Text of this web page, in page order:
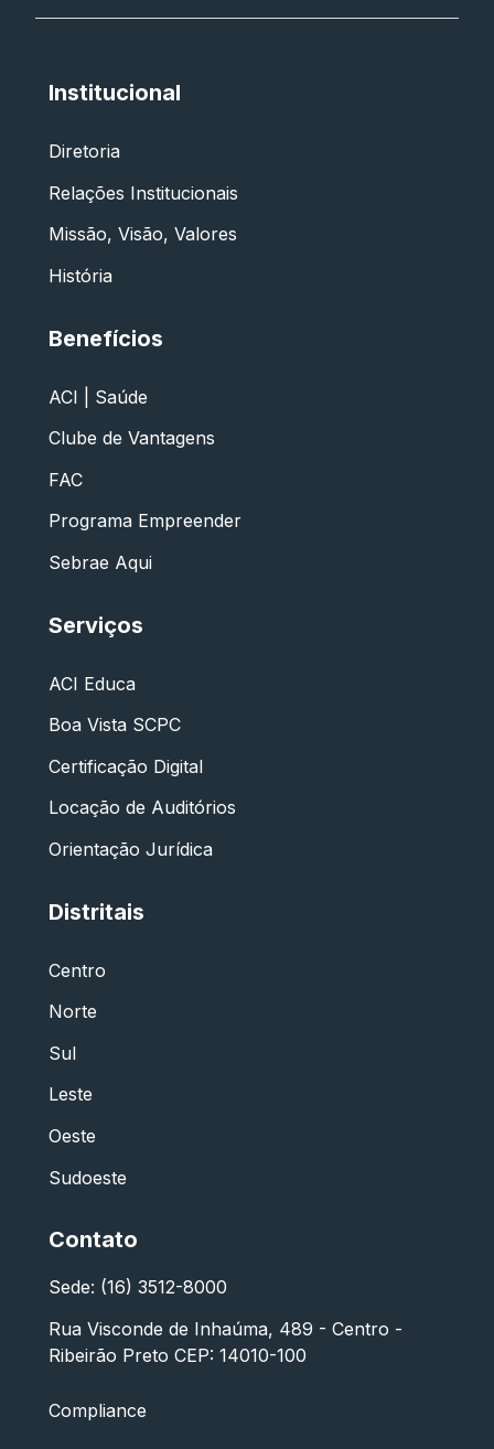
Institucional
Diretoria
Relações Institucionais
Missão, Visão, Valores
História
Benefícios
ACI | Saúde
Clube de Vantagens
FAC
Programa Empreender
Sebrae Aqui
Serviços
ACI Educa
Boa Vista SCPC
Certificação Digital
Locação de Auditórios
Orientação Jurídica
Distritais
Centro
Norte
Sul
Leste
Oeste
Sudoeste
Contato
Sede: (16) 3512-8000
Rua Visconde de Inhaúma, 489 - Centro -
Ribeirão Preto CEP: 14010-100
Compliance